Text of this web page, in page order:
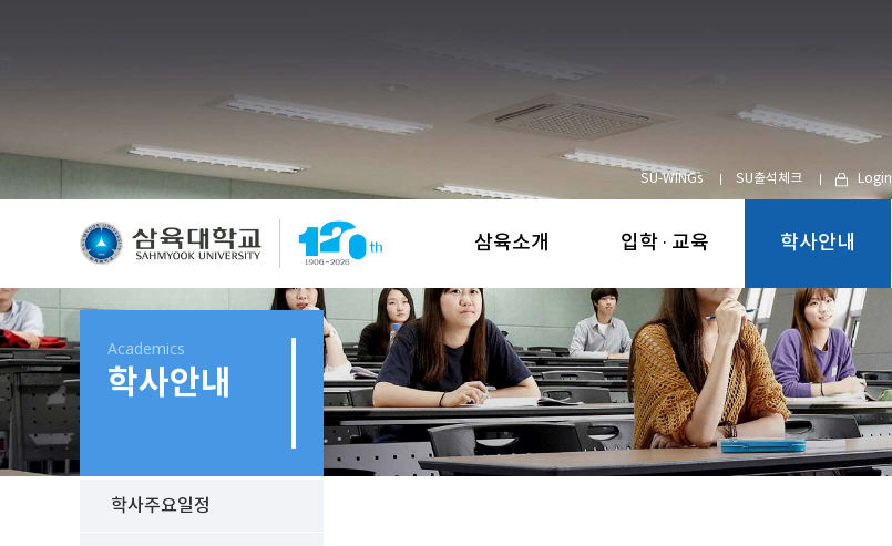
SU-WINGs SU출석체크 Login
삼육소개 입학 · 교육 학사안내
Academics
학사안내
학사주요일정